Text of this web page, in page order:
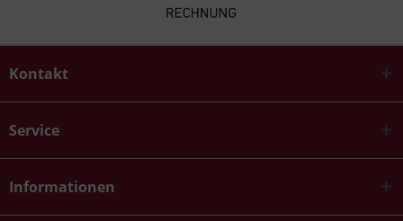
Kontakt
Service
Informationen